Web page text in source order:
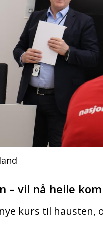
– vil nå heile
kurs til hausten,